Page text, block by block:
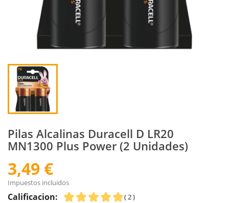
Pilas Alcalinas Duracell D LR20
MN1300 Plus Power (2 Unidades)
3,49 €
Impuestos incluidos
Calificacion: ( 2 )